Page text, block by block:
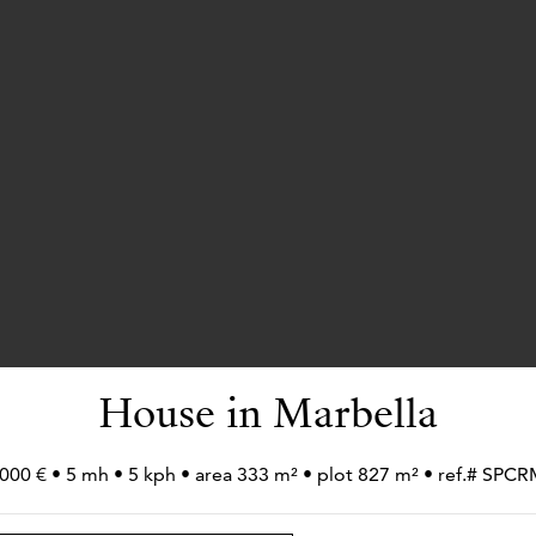
House in Marbella
€ • 5 mh • 5 kph • area 333 m² • plot 827 m² • ref.#